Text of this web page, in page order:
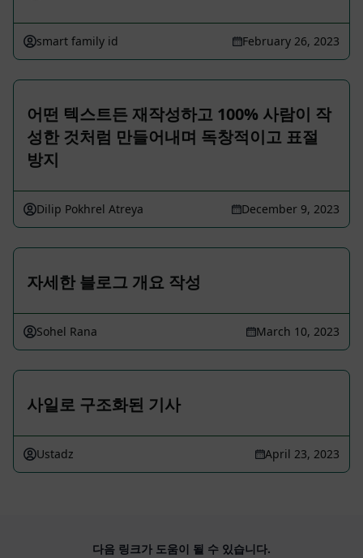
smart family id February 26, 2023
어떤 텍스트든 재작성하고 100% 사람이 작
성한 것처럼 만들어내며 독창적이고 표절
방지
Dilip Pokhrel Atreya December 9, 2023
자세한 블로그 개요 작성
Sohel Rana March 10, 2023
사일로 구조화된 기사
Ustadz April 23, 2023
다음 링크가 도움이 될 수 있습니다.